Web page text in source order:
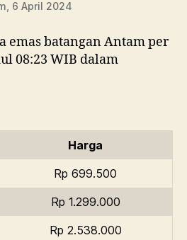
6 April 2024
emas batangan Antam per
08:23 WIB dalam
Harga
Rp 699.500
Rp 1.299.000
Rp 2.538.000